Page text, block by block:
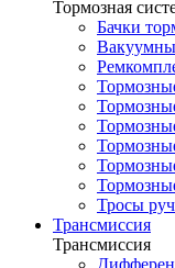
Тормозная
Бачки
Тросы
Трансмиссия
Трансмиссия